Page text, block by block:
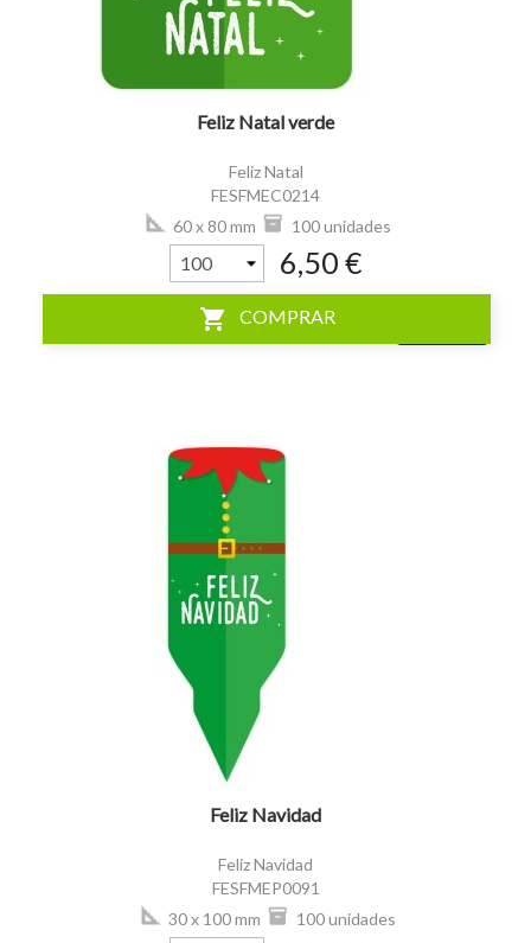
Feliz Natal verde
Feliz Natal
FESFMEC0214
60 x 80 mm
100 unidades
6,50 €
shopping_cart COMPRAR
Feliz Navidad
Feliz Navidad
FESFMEP0091
30 x 100 mm
100 unidades